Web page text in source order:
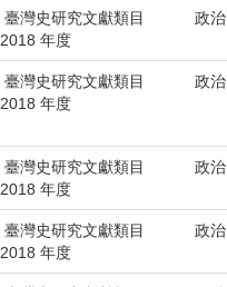
臺灣史研究文獻類目
2018 年度
政治
臺灣史研究文獻類目
2018 年度
政治
臺灣史研究文獻類目
2018 年度
政治
臺灣史研究文獻類目
2018 年度
政治